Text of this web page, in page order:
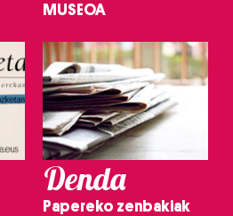
MUSEOA
Denda
Papereko zenbakiak